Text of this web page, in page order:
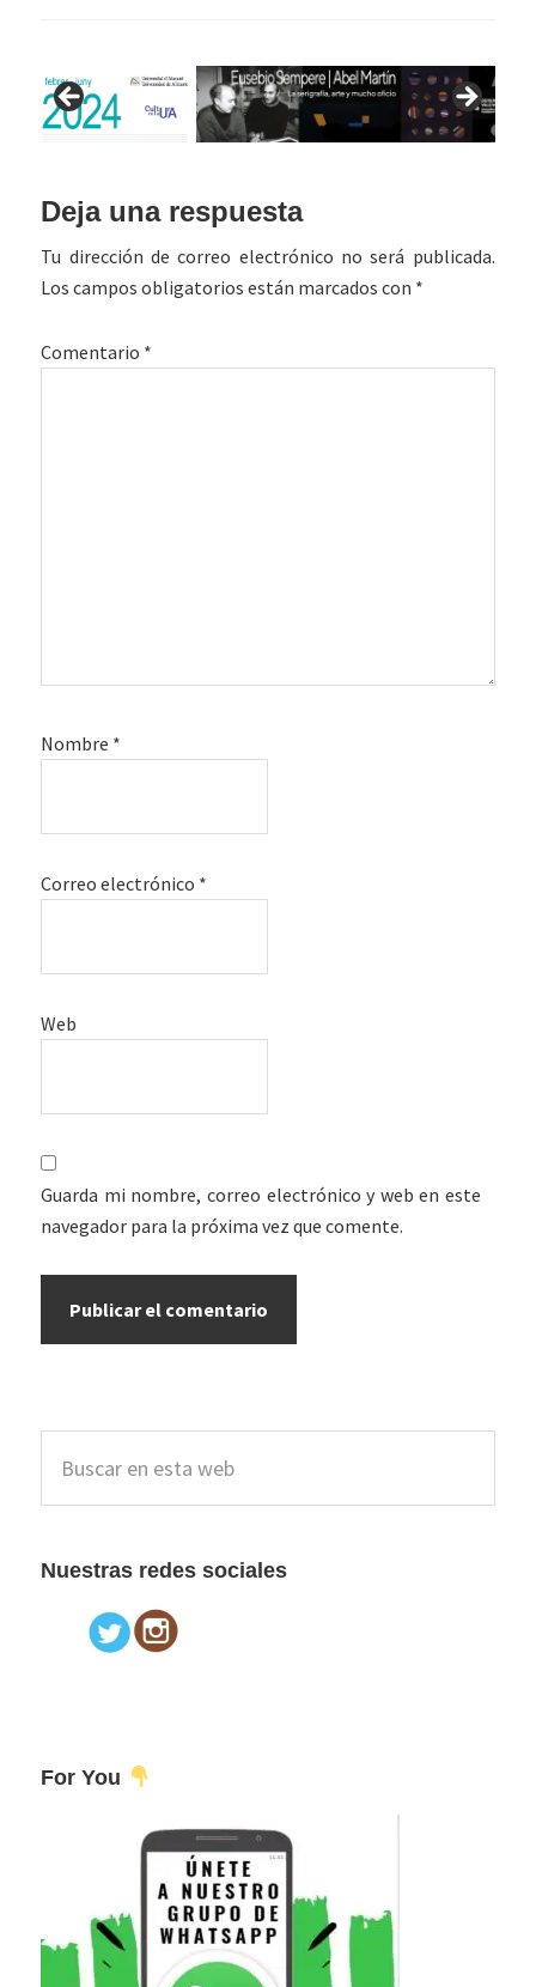
Interacciones
con
los
Deja una respuesta
Tu dirección de correo electrónico no será publicada.
Los campos obligatorios están marcados con *
Comentario *
Nombre *
Correo electrónico *
Web
Guarda mi nombre, correo electrónico y web en este
navegador para la próxima vez que comente.
Barra
lateral
esta
Nuestras redes sociales
For You